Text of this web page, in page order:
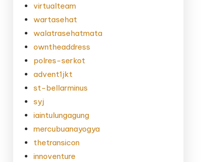
virtualteam
wartasehat
walatrasehatmata
owntheaddress
polres-serkot
advent1jkt
st-bellarminus
syj
iaintulungagung
mercubuanayogya
thetransicon
innoventure